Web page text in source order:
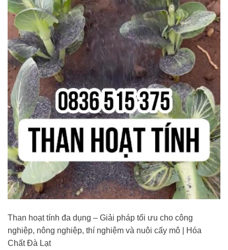
Than hoạt tính đa dụng – Giải pháp tối ưu cho công
nghiệp, nông nghiệp, thí nghiệm và nuôi cấy mô | Hóa
Chất Đà Lạt